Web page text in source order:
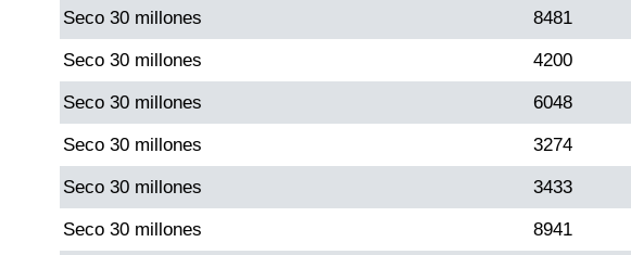
Fantástica Noche
Motilon Tarde
Motilon Noche
Paisita Día
Seco 30 millones 8481
Seco 30 millones 4200
Seco 30 millones 6048
Seco 30 millones 3274
Seco 30 millones 3433
Seco 30 millones 8941